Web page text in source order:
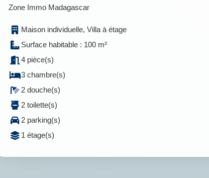
Zone Immo Madagascar
Maison individuelle, Villa à étage
Surface habitable : 100 m²
4 pièce(s)
3 chambre(s)
2 douche(s)
2 toilette(s)
2 parking(s)
1 étage(s)